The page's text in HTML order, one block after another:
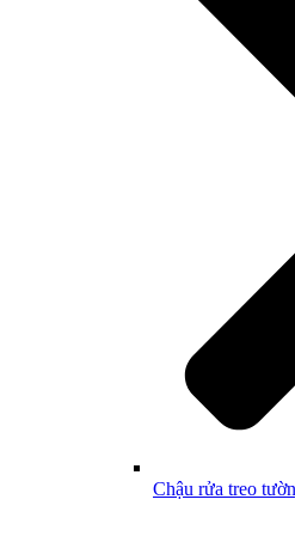
Chậu rửa treo